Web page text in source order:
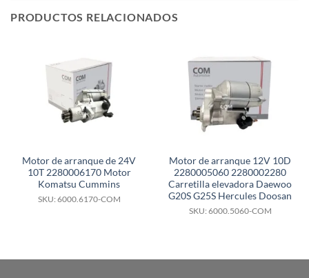
PRODUCTOS RELACIONADOS
Motor de arranque de 24V
10T 2280006170 Motor
Komatsu Cummins
SKU: 6000.6170-COM
Motor de arranque 12V 10D
2280005060 2280002280
Carretilla elevadora Daewoo
G20S G25S Hercules Doosan
SKU: 6000.5060-COM